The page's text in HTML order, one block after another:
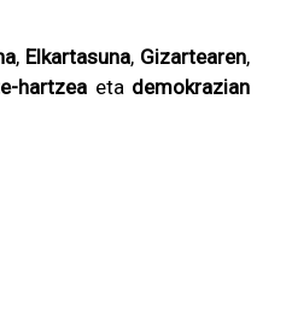
, Elkartasuna, Gizartearen,
hartzea eta demokrazian